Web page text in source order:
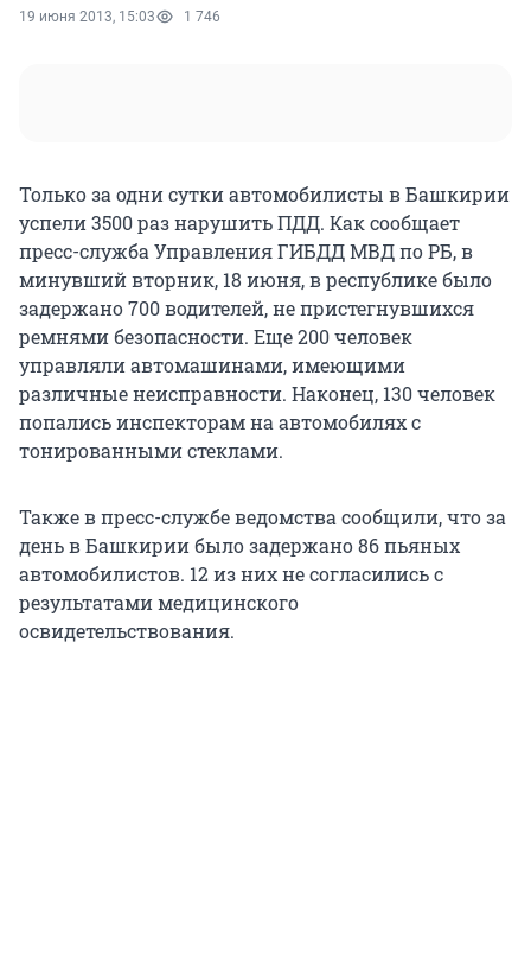
19 июня 2013, 15:03 1 746
Только за одни сутки автомобилисты в Башкирии
успели 3500 раз нарушить ПДД. Как сообщает
пресс-служба Управления ГИБДД МВД по РБ, в
минувший вторник, 18 июня, в республике было
задержано 700 водителей, не пристегнувшихся
ремнями безопасности. Еще 200 человек
управляли автомашинами, имеющими
различные неисправности. Наконец, 130 человек
попались инспекторам на автомобилях с
тонированными стеклами.
Также в пресс-службе ведомства сообщили, что за
день в Башкирии было задержано 86 пьяных
автомобилистов. 12 из них не согласились с
результатами медицинского
освидетельствования.